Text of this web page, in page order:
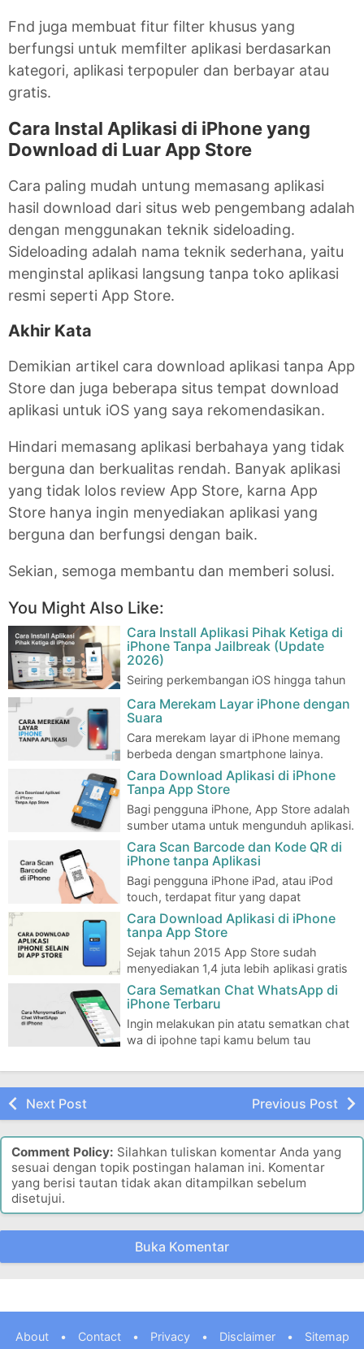
Fnd juga membuat fitur filter khusus yang
berfungsi untuk memfilter aplikasi berdasarkan
kategori, aplikasi terpopuler dan berbayar atau
gratis.
Cara Instal Aplikasi di iPhone yang
Download di Luar App Store
Cara paling mudah untung memasang aplikasi
hasil download dari situs web pengembang adalah
dengan menggunakan teknik sideloading.
Sideloading adalah nama teknik sederhana, yaitu
menginstal aplikasi langsung tanpa toko aplikasi
resmi seperti App Store.
Akhir Kata
Demikian artikel cara download aplikasi tanpa App
Store dan juga beberapa situs tempat download
aplikasi untuk iOS yang saya rekomendasikan.
Hindari memasang aplikasi berbahaya yang tidak
berguna dan berkualitas rendah. Banyak aplikasi
yang tidak lolos review App Store, karna App
Store hanya ingin menyediakan aplikasi yang
berguna dan berfungsi dengan baik.
Sekian, semoga membantu dan memberi solusi.
You Might Also Like:
Cara Install Aplikasi Pihak Ketiga di
iPhone Tanpa Jailbreak (Update
2026)
Seiring perkembangan iOS hingga tahun
2026, Apple tetap mempertahankan
sistem keamanan yang ketat pada iPhone. Pengguna …
Cara Merekam Layar iPhone dengan
Suara
Cara merekam layar di iPhone memang
berbeda dengan smartphone lainya.
Umumnnya disetiap smartphone menyediakan apli…
Cara Download Aplikasi di iPhone
Tanpa App Store
Bagi pengguna iPhone, App Store adalah
sumber utama untuk mengunduh aplikasi.
Hampir semua aplikasi populer tersedia di …
Cara Scan Barcode dan Kode QR di
iPhone tanpa Aplikasi
Bagi pengguna iPhone iPad, atau iPod
touch, terdapat fitur yang dapat
mempermudah pengguna untuk melakukan scan barcode …
Cara Download Aplikasi di iPhone
tanpa App Store
Sejak tahun 2015 App Store sudah
menyediakan 1,4 juta lebih aplikasi gratis
dan berbayar, dan ditahun 2020 sudah mencapa…
Cara Sematkan Chat WhatsApp di
iPhone Terbaru
Ingin melakukan pin atatu sematkan chat
wa di ipohne tapi kamu belum tau
Next Post Previous Post
Comment Policy: Silahkan tuliskan komentar Anda yang
sesuai dengan topik postingan halaman ini. Komentar
yang berisi tautan tidak akan ditampilkan sebelum
disetujui.
Buka Komentar
About • Contact • Privacy • Disclaimer • Sitemap